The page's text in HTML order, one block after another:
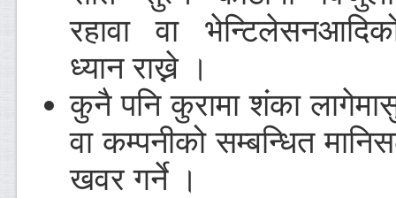
रहावा वा
ध्यान राख्ने ।
कुनै पनि कुरामा शंका
वा कम्पनीको सम्बन्धित
खवर गर्ने ।